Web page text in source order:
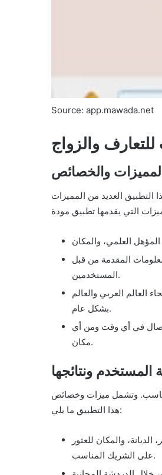
Source: app.mawada.net
والزواج
والخصائص
التطبيق العديد من المميزات
المقدمة من قبل
المستخدمين.
العالم العربي والعالم
بشكل عام.
في أي وقت ومن أي
مكان.
المستخدم ونتائجها
وتشمل ميزات وخصائص
هذا التطبيق ما يلي:
والمكان للعثور
على الشريك المناسب.